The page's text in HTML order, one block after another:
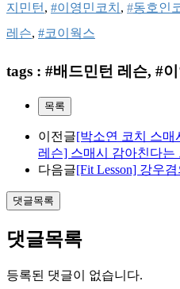
지민턴, #이영민코치 , #동호인
레슨, #코이웍스
tags : #배드민턴 레슨, #
목록
이전글[박소연 코치 스매
레슨] 스매시 감아친다는
다음글[Fit Lesson] 강우
댓글목록
댓글목록
등록된 댓글이 없습니다.